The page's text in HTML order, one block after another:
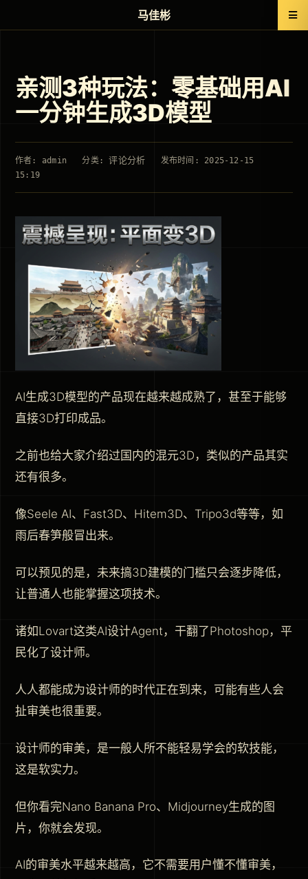
亲测3种玩法：零基础用AI
一分钟生成3D模型
作者: admin 分类:评论分析
发布时间: 2025-12-15
15:19
AI生成3D模型的产品现在越来越成熟了，甚至于能够
直接3D打印成品。
之前也给大家介绍过国内的混元3D，类似的产品其实
还有很多。
像Seele AI、Fast3D、Hitem3D、Tripo3d等等，如
雨后春笋般冒出来。
可以预见的是，未来搞3D建模的门槛只会逐步降低，
让普通人也能掌握这项技术。
诸如Lovart这类AI设计Agent，干翻了Photoshop，平
民化了设计师。
人人都能成为设计师的时代正在到来，可能有些人会
扯审美也很重要。
设计师的审美，是一般人所不能轻易学会的软技能，
这是软实力。
但你看完Nano Banana Pro、Midjourney生成的图
片，你就会发现。
AI的审美水平越来越高，它不需要用户懂不懂审美，
马佳彬